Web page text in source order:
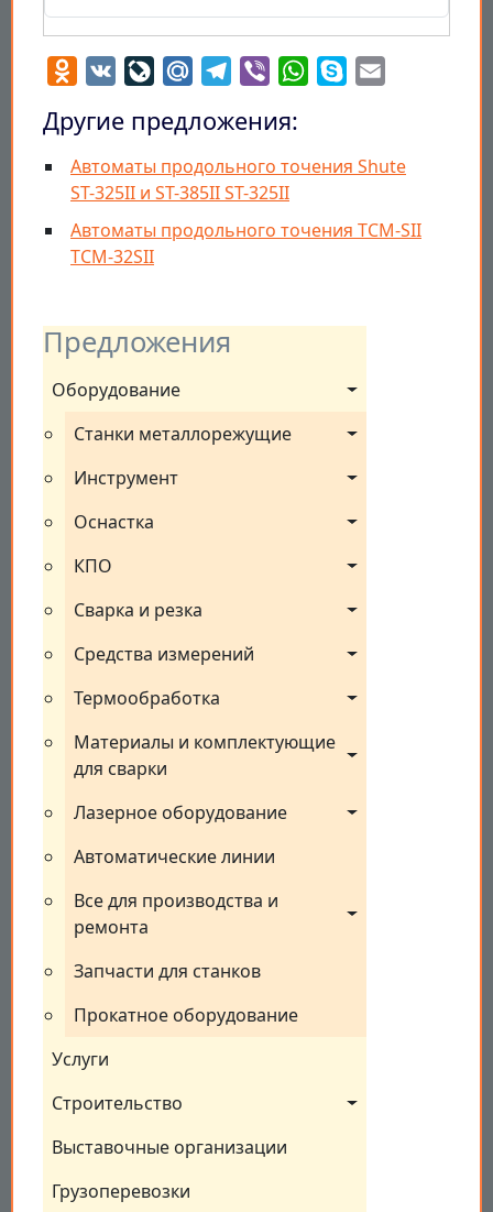
Предложения
Оборудование
Станки металлорежущие
Инструмент
Оснастка
КПО
Сварка и резка
Средства измерений
Термообработка
Материалы и комплектующие
для сварки
Лазерное оборудование
Автоматические линии
Все для производства и
ремонта
Запчасти для станков
Прокатное оборудование
Услуги
Строительство
Выставочные организации
Грузоперевозки
Odnoklassniki
VK LiveJournal
Mail.RuTelegram
Viber WhatsApp
Skype
Другие предложения:
Автоматы продольного точения Shute
ST-325II и ST-385II ST-325II
Автоматы продольного точения TCM-SII
TCM-32SII